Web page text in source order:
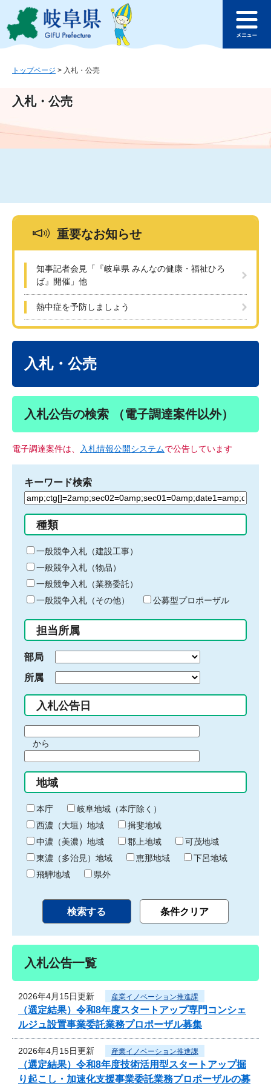
ジ
ュ
文
このページの本文へ
ュ
トップページ > 入札・公売
入札・公売
重要なお知らせ
知事記者会見「『岐阜県 みんなの健康・福祉ひろ
ば』開催」他
熱中症を予防しましょう
入札・公売
入札公告の検索 （電子調達案件以外）
電子調達案件は、 入札情報公開システムで公告しています
キーワード検索
検
る
キ
ー
ワ
ー
ド
入
力
種類
一般競争入札（建設工事）
一般競争入札（物品）
一般競争入札（業務委託）
一般競争入札（その他）
公募型プロポーザル
担当所属
部局
所属
入札公告日
間
始
り
から
間
終
わ
り
地域
本庁
岐阜地域（本庁除く）
西濃（大垣）地域
揖斐地域
中濃（美濃）地域
郡上地域
可茂地域
東濃（多治見）地域
恵那地域
下呂地域
飛騨地域
県外
入札公告一覧
2026年4月15日更新 産業イノベーション推進課
（選定結果）令和8年度スタートアップ専門コンシェ
ルジュ設置事業委託業務プロポーザル募集
2026年4月15日更新 産業イノベーション推進課
（選定結果）令和8年度技術活用型スタートアップ掘
り起こし・加速化支援事業委託業務プロポーザルの募